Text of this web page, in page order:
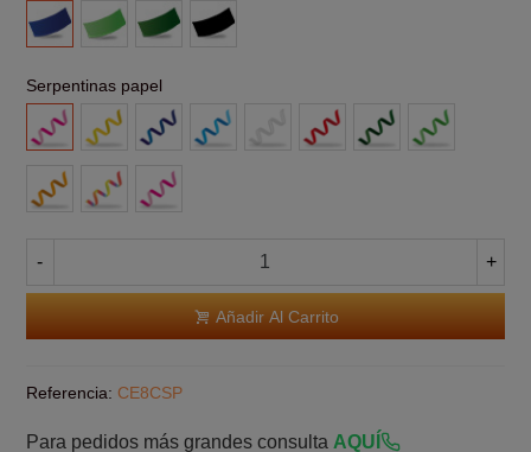
Azul
Verde
claro
Verde
Oscuro
Negro
Serpentinas papel
Rosa
Amarillas Azul
Azul
Claro
Roja Verde
Verde
Claro
Naranja
MulticolorRosas
- +
Añadir Al Carrito
Referencia: CE8CSP
Para pedidos más grandes consulta AQUÍ